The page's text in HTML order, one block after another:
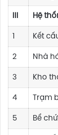
Hệ
1 Kết
2 Nhà
3 Kho
4 Trạm
5 Bể